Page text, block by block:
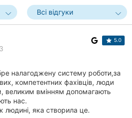
Всі відгуки
5.0
налагоджену систему роботи,за
компетентних фахівців, люди
великим вмінням допомагають
нас.
людині, яка створила це.